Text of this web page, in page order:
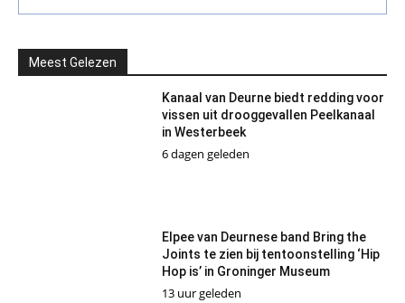
Meest Gelezen
Kanaal van Deurne biedt redding voor
vissen uit drooggevallen Peelkanaal
in Westerbeek
6 dagen geleden
Elpee van Deurnese band Bring the
Joints te zien bij tentoonstelling ‘Hip
Hop is’ in Groninger Museum
13 uur geleden